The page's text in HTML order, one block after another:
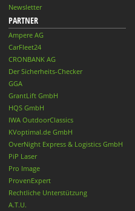
Newsletter
PARTNER
Ampere AG
CarFleet24
CRONBANK AG
Der Sicherheits-Checker
GGA
GrantLift GmbH
HQS GmbH
IWA OutdoorClassics
KVoptimal.de GmbH
OverNight Express & Logistics GmbH
PiP Laser
Pro Image
ProvenExpert
Rechtliche Unterstützung
A.T.U.